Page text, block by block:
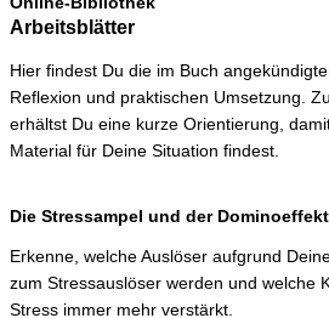
Arbeitsblätter
Hier findest Du die im Buch
Reflexion und praktischen Umsetzung.
erhältst Du eine kurze Orientierung,
Material für Deine Situation findest.
Die Stressampel und der Dominoeffekt
Erkenne, welche Auslöser aufgrund
zum Stressauslöser werden und welche
Stress immer mehr verstärkt.